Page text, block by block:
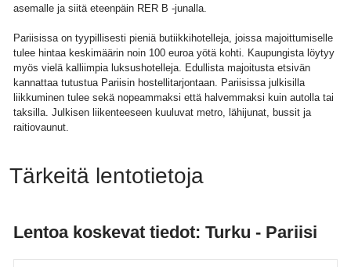
asemalle ja siitä eteenpäin RER B -junalla.
Pariisissa on tyypillisesti pieniä butiikkihotelleja, joissa majoittumiselle
tulee hintaa keskimäärin noin 100 euroa yötä kohti. Kaupungista löytyy
myös vielä kalliimpia luksushotelleja. Edullista majoitusta etsivän
kannattaa tutustua Pariisin hostellitarjontaan. Pariisissa julkisilla
liikkuminen tulee sekä nopeammaksi että halvemmaksi kuin autolla tai
taksilla. Julkisen liikenteeseen kuuluvat metro, lähijunat, bussit ja
raitiovaunut.
Tärkeitä lentotietoja
Lentoa koskevat tiedot: Turku - Pariisi